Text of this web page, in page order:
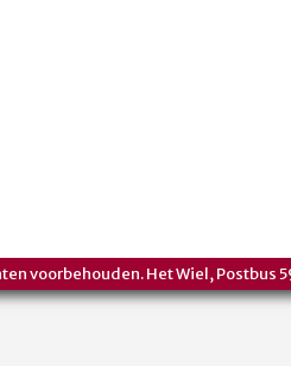
voorbehouden. Het Wiel, Postbus